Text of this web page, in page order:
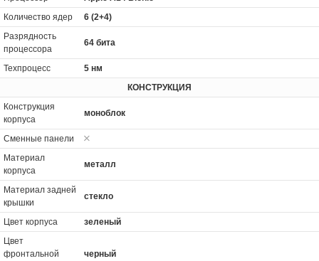
Количество ядер
6 (2+4)
Разрядность
процессора
64 бита
Техпроцесс
5 нм
КОНСТРУКЦИЯ
Конструкция
корпуса
моноблок
Сменные панели
Материал
корпуса
металл
Материал задней
крышки
стекло
Цвет корпуса
зеленый
Цвет
фронтальной
черный